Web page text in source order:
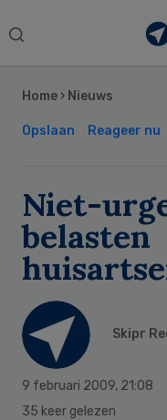
Search
Home › Nieuws
Opslaan Reageer nu
Niet-
belasten
Skipr
9 februari 2009, 21:08
35 keer gelezen
Sidebar